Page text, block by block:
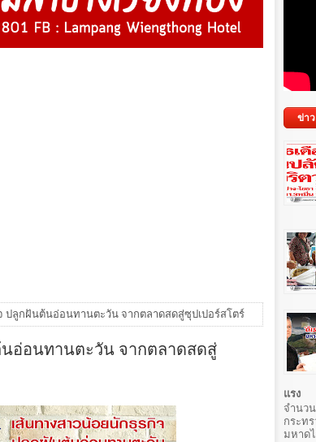
ปลูกฝันต้นอ่อนทานตะวัน จากตลาดสดสู่ซุปเปอร์สโตร์
อ่อนทานตะวัน จากตลาดสดสู่
ข่า
แรง
จำนว
กระท
มหาดไ